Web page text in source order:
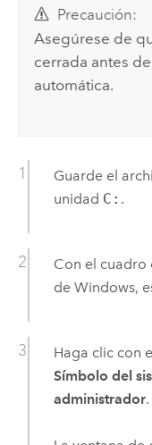
Precaución:
Asegúrese de
cerrada antes
automática.
Guarde el
unidad C: .
Con el cuadro
de Windows,
Haga clic con
Símbolo del
administrador.